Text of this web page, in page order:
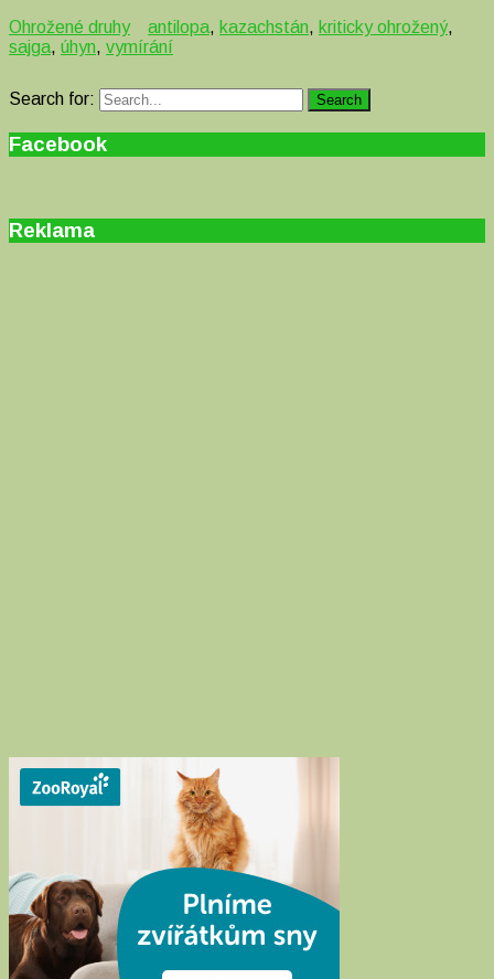
Ohrožené druhy
antilopa, kazachstán, kriticky ohrožený,
sajga, úhyn, vymírání
Search for: Search
Facebook
Reklama